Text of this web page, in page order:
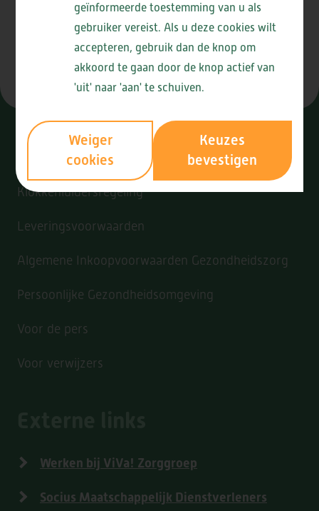
geïnformeerde toestemming van u als
gebruiker vereist. Als u deze cookies wilt
accepteren, gebruik dan de knop om
akkoord te gaan door de knop actief van
'uit' naar 'aan' te schuiven.
Weiger
cookies
Keuzes
bevestigen
Bekijk hier onsbestuursverslag 2025.
Algemeen
Klokkenluidersregeling
Leveringsvoorwaarden
Algemene Inkoopvoorwaarden Gezondheidszorg
Persoonlijke Gezondheidsomgeving
Voor de pers
Voor verwijzers
Werken bij ViVa! Zorggroep
Socius Maatschappelijk Dienstverleners